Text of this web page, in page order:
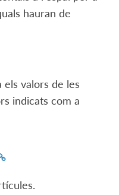
hauran de
valors de les
indicats com a